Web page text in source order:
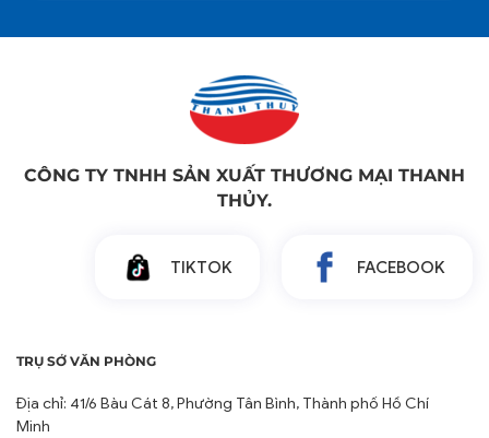
CÔNG TY TNHH SẢN XUẤT THƯƠNG MẠI THANH
THỦY.
TIKTOK FACEBOOK
TRỤ SỞ VĂN PHÒNG
Địa chỉ: 41/6 Bàu Cát 8, Phường Tân Bình, Thành phố Hồ Chí
Minh